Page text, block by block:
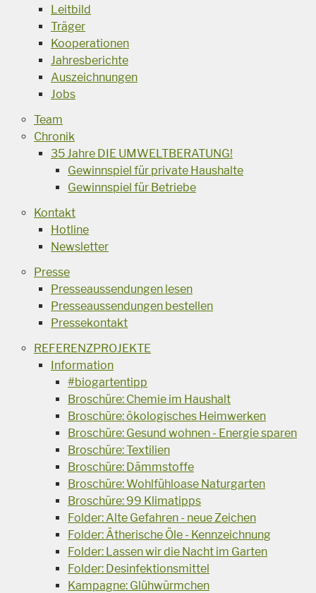
Leitbild
Träger
Kooperationen
Jahresberichte
Auszeichnungen
Jobs
Team
Chronik
35 Jahre DIE UMWELTBERATUNG!
Gewinnspiel für private Haushalte
Gewinnspiel für Betriebe
Kontakt
Hotline
Newsletter
Presse
Presseaussendungen lesen
Presseaussendungen bestellen
Pressekontakt
REFERENZPROJEKTE
Information
#biogartentipp
Broschüre: Chemie im Haushalt
Broschüre: ökologisches Heimwerken
Broschüre: Gesund wohnen - Energie sparen
Broschüre: Textilien
Broschüre: Dämmstoffe
Broschüre: Wohlfühloase Naturgarten
Broschüre: 99 Klimatipps
Folder: Alte Gefahren - neue Zeichen
Folder: Ätherische Öle - Kennzeichnung
Folder: Lassen wir die Nacht im Garten
Folder: Desinfektionsmittel
Kampagne: Glühwürmchen